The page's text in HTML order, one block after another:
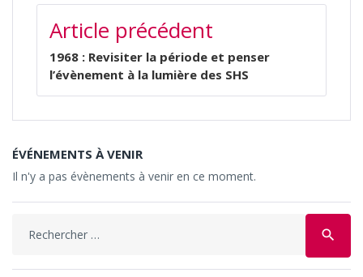
NAVIGATION
DE
L’ARTICLE
Article précédent
1968 : Revisiter la période et penser
l’évènement à la lumière des SHS
ÉVÉNEMENTS À VENIR
Il n'y a pas évènements à venir en ce moment.
search